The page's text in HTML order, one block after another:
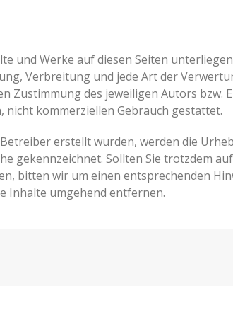
und Werke auf diesen Seiten
Verbreitung und jede Art der
Zustimmung des jeweiligen Autors bzw.
kommerziellen Gebrauch gestattet.
erstellt wurden, werden die
gekennzeichnet. Sollten Sie trotzdem
bitten wir um einen entsprechenden
Inhalte umgehend entfernen.